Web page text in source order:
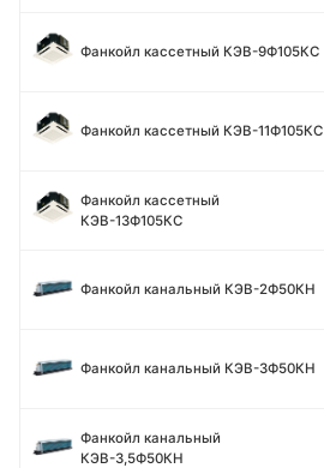
Фанкойл кассетный КЭВ-9Ф105КС
Фанкойл кассетный КЭВ-11Ф105КС
Фанкойл кассетный
КЭВ-13Ф105КС
Фанкойл канальный КЭВ-2Ф50КН
Фанкойл канальный КЭВ-3Ф50КН
Фанкойл канальный
КЭВ-3,5Ф50КН